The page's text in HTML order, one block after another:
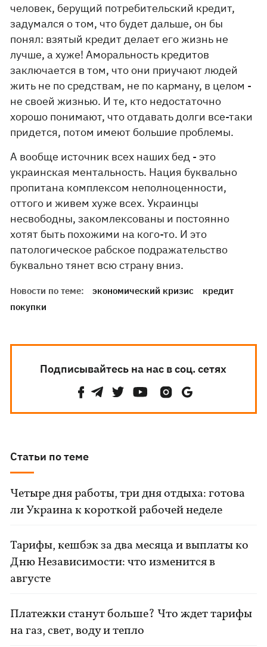
человек, берущий потребительский кредит,
задумался о том, что будет дальше, он бы
понял: взятый кредит делает его жизнь не
лучше, а хуже! Аморальность кредитов
заключается в том, что они приучают людей
жить не по средствам, не по карману, в целом -
не своей жизнью. И те, кто недостаточно
хорошо понимают, что отдавать долги все-таки
придется, потом имеют большие проблемы.
А вообще источник всех наших бед - это
украинская ментальность. Нация буквально
пропитана комплексом неполноценности,
оттого и живем хуже всех. Украинцы
несвободны, закомлексованы и постоянно
хотят быть похожими на кого-то. И это
патологическое рабское подражательство
буквально тянет всю страну вниз.
Новости по теме: экономический кризис
кредит
покупки
Подписывайтесь на нас в соц. сетях
Статьи по теме
Четыре дня работы, три дня отдыха: готова
ли Украина к короткой рабочей неделе
Тарифы, кешбэк за два месяца и выплаты ко
Дню Независимости: что изменится в
августе
Платежки станут больше? Что ждет тарифы
на газ, свет, воду и тепло